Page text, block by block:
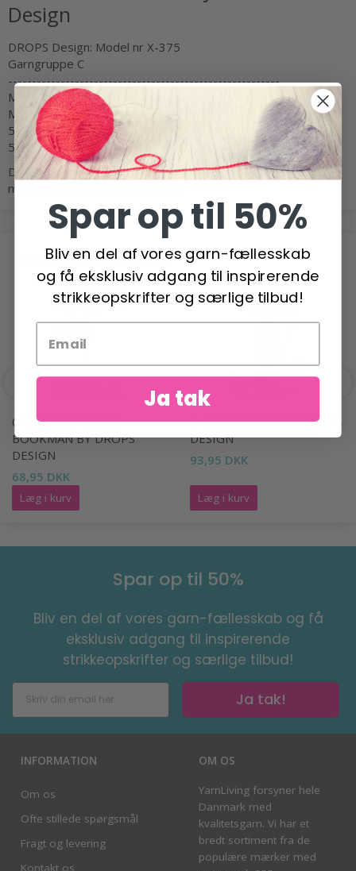
Design
DROPS Design: Model nr X-375
Garngruppe C
---------------------------------------------------------
Mål: ca. 8 x 24 cm
Materialer: DROPS ALASKA fra Garnstudio
50 g f.nr 10, rød
50 g f.nr 02, natur
DROPS PINDE NR 5 - eller den p.nr du skal bruge for at få 17
m x 34 p retstrik på 10 x 10 cm.
POPULÆRE ALTERNATIVER
0-737 FROSTY THE
BOOKMAN BY DROPS
DESIGN
68,95 DKK
Læg i kurv
0-565 ELF HELP BY DROPS
DESIGN
93,95 DKK
Læg i kurv
Spar op til 50%
Bliv en del af vores garn-fællesskab og få
eksklusiv adgang til inspirerende
strikkeopskrifter og særlige tilbud!
Ja tak!
INFORMATION
Om os
Ofte stillede spørgsmål
Fragt og levering
Kontakt os
OM OS
YarnLiving forsyner hele
Danmark med
kvalitetsgarn. Vi har et
bredt sortiment fra de
populære mærker med
Spar op til 50%
Bliv en del af vores garn-fællesskab
og få eksklusiv adgang til inspirerende
strikkeopskrifter og særlige tilbud!
Ja tak